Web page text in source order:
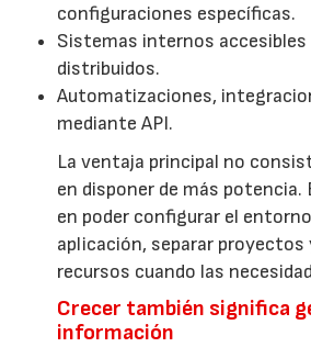
configuraciones específicas.
Sistemas internos accesibles
distribuidos.
Automatizaciones,
mediante API.
La ventaja principal no
en disponer de más potencia.
en poder configurar el
aplicación, separar proyectos
recursos cuando las
Crecer también significa
información